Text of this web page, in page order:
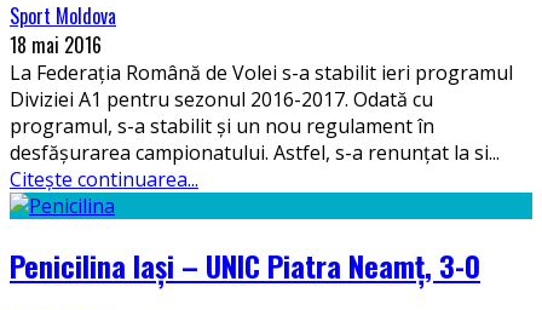
Sport Moldova
18 mai 2016
La Federația Română de Volei s-a stabilit ieri programul
Diviziei A1 pentru sezonul 2016-2017. Odată cu
programul, s-a stabilit și un nou regulament în
desfășurarea campionatului. Astfel, s-a renunțat la si...
Citește continuarea...
Penicilina Iași – UNIC Piatra Neamț, 3-0